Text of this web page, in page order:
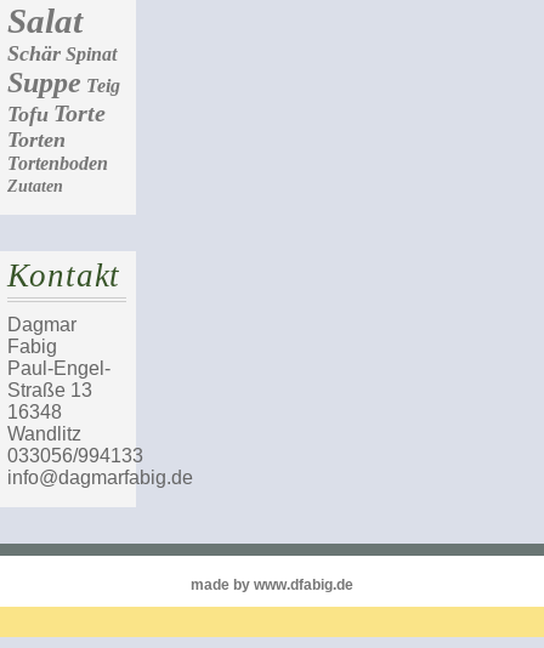
Salat
Schär Spinat
Suppe Teig
Tofu Torte
Torten
Tortenboden
Zutaten
Kontakt
Dagmar
Fabig
Paul-Engel-
Straße 13
16348
Wandlitz
033056/994133
info@dagmarfabig.de
made by www.dfabig.de